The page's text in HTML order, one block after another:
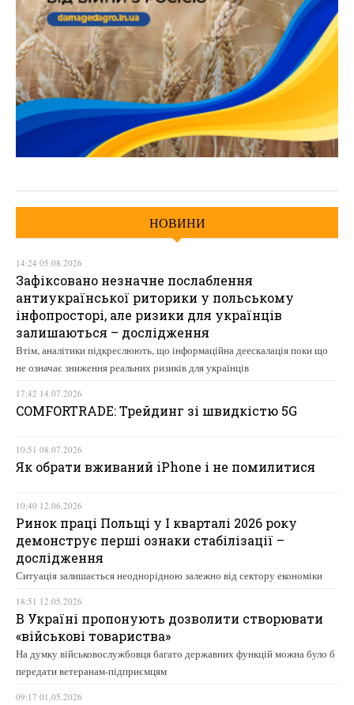
НОВИНИ
14:24 05.08.2026
Зафіксовано незначне послаблення
антиукраїнської риторики у польському
інфопросторі, але ризики для українців
залишаються – дослідження
Втім, аналітики підкреслюють, що інформаційна деескалація поки що
не означає зниження реальних ризиків для українців
17:42 14.07.2026
COMFORTRADE: Трейдинг зі швидкістю 5G
10:51 08.07.2026
Як обрати вживаний iPhone і не помилитися
10:40 12.06.2026
Ринок праці Польщі у І кварталі 2026 року
демонструє перші ознаки стабілізації –
дослідження
Ситуація залишається неоднорідною залежно від сектору економіки
18:51 12.05.2026
В Україні пропонують дозволити створювати
«військові товариства»
На думку військовослужбовця багато державних функцій можна було б
передати ветеранам-підприємцям
09:17 01.05.2026